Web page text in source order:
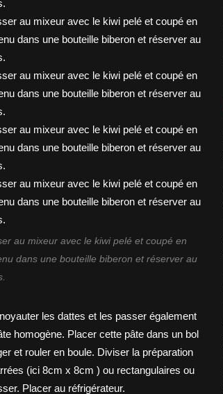
au mixeur avec le kiwi pelé et coupé en
dans une bouteille biberon et réserver au